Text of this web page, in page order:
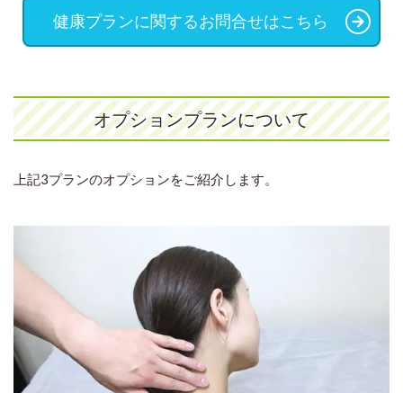
健康プランに関するお問合せはこちら
オプションプランについて
上記3プランのオプションをご紹介します。